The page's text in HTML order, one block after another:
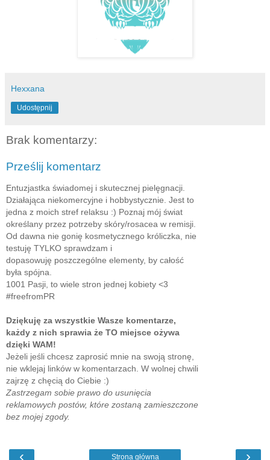
Hexxana
Udostępnij
Brak komentarzy:
Prześlij komentarz
Entuzjastka świadomej i skutecznej pielęgnacji.
Działająca niekomercyjne i hobbystycznie. Jest to
jedna z moich stref relaksu :) Poznaj mój świat
określany przez potrzeby skóry/rosacea w remisji.
Od dawna nie gonię kosmetycznego króliczka, nie
testuję TYLKO sprawdzam i
dopasowuję poszczególne elementy, by całość
była spójna.
1001 Pasji, to wiele stron jednej kobiety <3
#freefromPR
Dziękuję za wszystkie Wasze komentarze,
każdy z nich sprawia że TO miejsce ożywa
dzięki WAM!
Jeżeli jeśli chcesz zaprosić mnie na swoją stronę,
nie wklejaj linków w komentarzach. W wolnej chwili
zajrzę z chęcią do Ciebie :)
Zastrzegam sobie prawo do usunięcia
reklamowych postów, które zostaną zamieszczone
bez mojej zgody.
‹ ›
Strona główna